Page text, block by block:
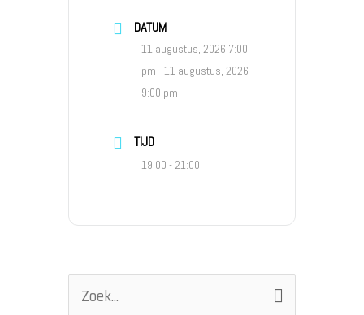
DATUM
11 augustus, 2026 7:00
pm - 11 augustus, 2026
9:00 pm
TIJD
19:00 - 21:00
Zoek